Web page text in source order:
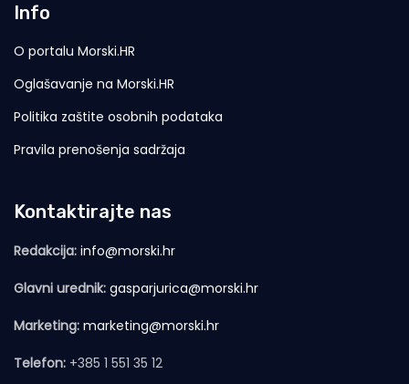
Info
O portalu Morski.HR
Oglašavanje na Morski.HR
Politika zaštite osobnih podataka
Pravila prenošenja sadržaja
Kontaktirajte nas
Redakcija: info@morski.hr
Glavni urednik: gasparjurica@morski.hr
Marketing: marketing@morski.hr
Telefon: +385 1 551 35 12